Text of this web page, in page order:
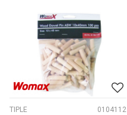
TIPLE 0104112